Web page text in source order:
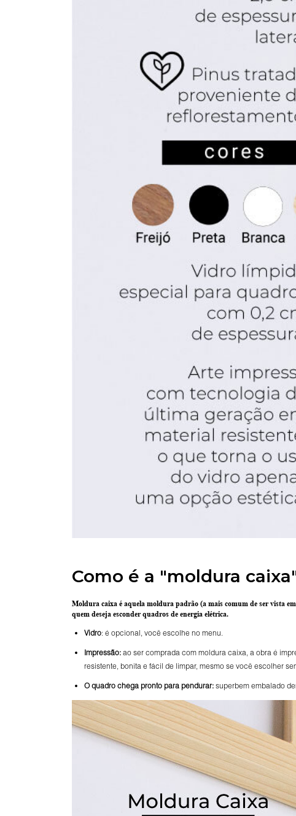
Como é a "moldura
Moldura caixa é aquela moldura padrão (a mais comum de ser vista
quem deseja esconder quadros de energia elétrica.
Vidro: é opcional, você escolhe no menu.
Impressão: ao ser comprada com moldura caixa, a obra é
resistente, bonita e fácil de limpar, mesmo se você escolher
Oquadro chega pronto para pendurar: superbem embalado